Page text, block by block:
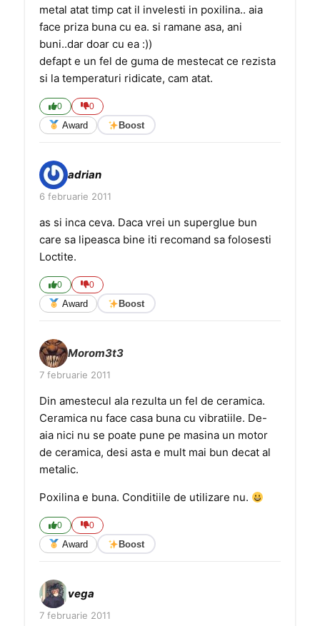
metal atat timp cat il invelesti in poxilina.. aia
face priza buna cu ea. si ramane asa, ani
buni..dar doar cu ea :))
defapt e un fel de guma de mestecat ce rezista
si la temperaturi ridicate, cam atat.
0 0
Award Boost
adrian
6 februarie 2011
as si inca ceva. Daca vrei un superglue bun
care sa lipeasca bine iti recomand sa folosesti
Loctite.
0 0
Award Boost
Morom3t3
7 februarie 2011
Din amestecul ala rezulta un fel de ceramica.
Ceramica nu face casa buna cu vibratiile. De-
aia nici nu se poate pune pe masina un motor
de ceramica, desi asta e mult mai bun decat al
metalic.
Poxilina e buna. Conditiile de utilizare nu.
0 0
Award Boost
vega
7 februarie 2011